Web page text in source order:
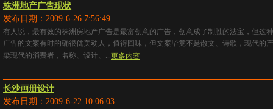
株洲地产广告现状
发布日期：2009-6-26 7:56:49
有人说，最有效的株洲房地产广告是最富创意的广告，创意成了制胜的法宝，但这
广告的文案有时的确很优美动人，值得回味，但文案毕竟不是散文、诗歌，现代的
染现代的消费者，名称、设计、...更多内容
长沙画册设计
发布日期：2009-6-22 10:06:03